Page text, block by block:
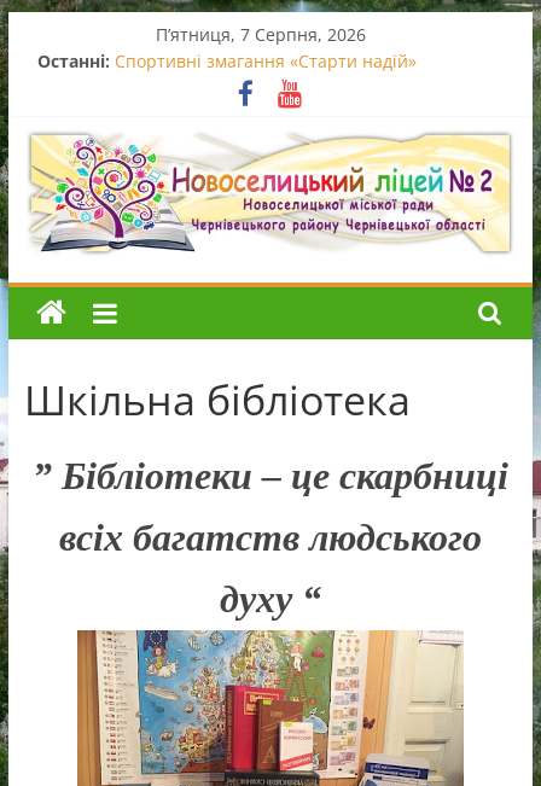
Перейти
до
вмісту
П’ятниця, 7 Серпня, 2026
Останні: Спортивні змагання «Старти надій»
Вручення свідоцтв про базову середню освіту
Випускний початкової школи
Останній дзвоник – 2026
Благодійний концерт
Новоселицький
ліцей
№2
Новоселицький
Новоселицької
Шкільна бібліотека
” Бібліотеки – це скарбниці
всіх багатств людського
духу “